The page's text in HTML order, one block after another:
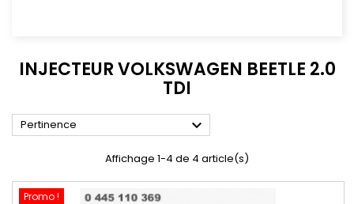
INJECTEUR VOLKSWAGEN BEETLE 2.0
TDI
Pertinence 
Affichage 1-4 de 4 article(s)
Promo !